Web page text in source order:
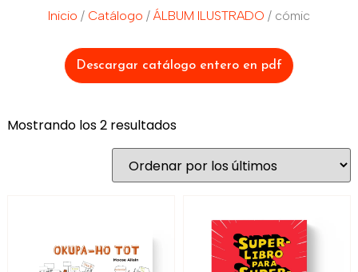
Inicio / Catálogo /ÁLBUM ILUSTRADO / cómic
Descargar catálogo entero en pdf
Mostrando los 2 resultados